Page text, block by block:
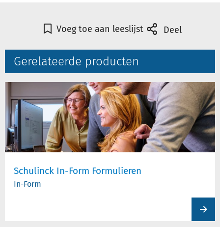
Voeg toe aan leeslijst Deel
Gerelateerde producten
Schulinck In-Form Formulieren
In-Form